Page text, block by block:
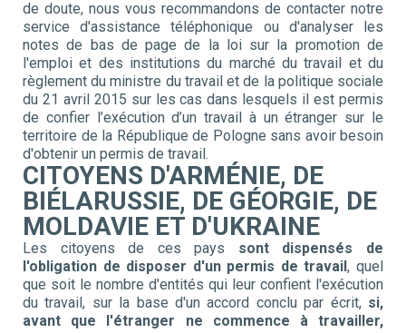
de doute, nous vous recommandons de contacter notre
service d'assistance téléphonique ou d'analyser les
notes de bas de page de la loi sur la promotion de
l'emploi et des institutions du marché du travail et du
règlement du ministre du travail et de la politique sociale
du 21 avril 2015 sur les cas dans lesquels il est permis
de confier l’exécution d’un travail à un étranger sur le
territoire de la République de Pologne sans avoir besoin
d'obtenir un permis de travail.
CITOYENS D'ARMÉNIE, DE
BIÉLARUSSIE, DE GÉORGIE, DE
MOLDAVIE ET D'UKRAINE
Les citoyens de ces pays sont dispensés de
l'obligation de disposer d'un permis de travail, quel
que soit le nombre d'entités qui leur confient l'exécution
du travail, sur la base d'un accord conclu par écrit, si,
avant que l'étranger ne commence à travailler,